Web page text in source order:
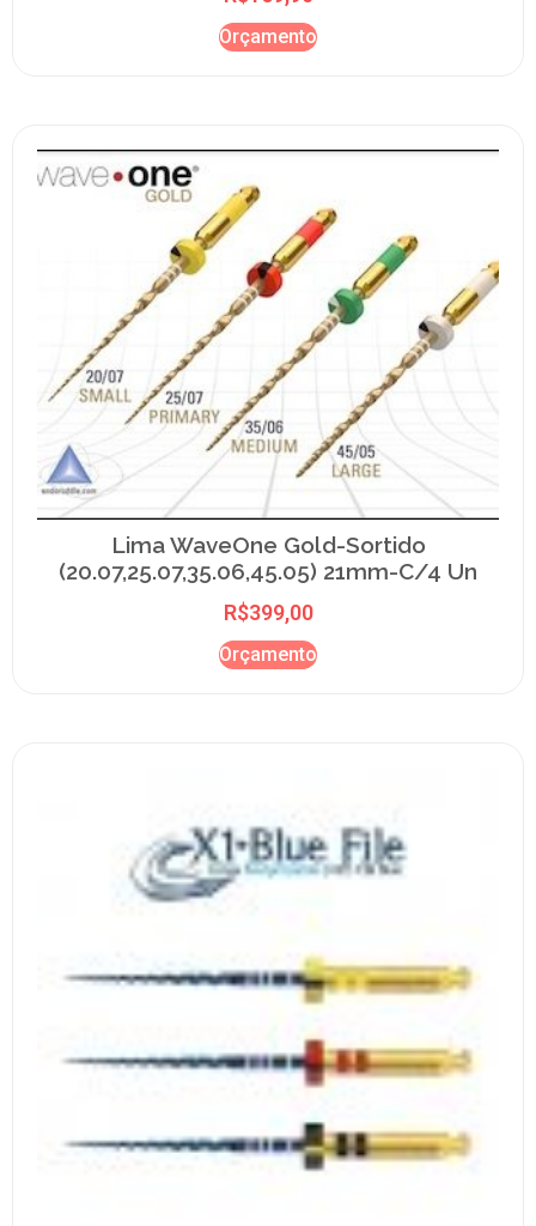
Orçamento
Lima WaveOne Gold-Sortido
(20.07,25.07,35.06,45.05) 21mm-C/4 Un
R$399,00
Orçamento